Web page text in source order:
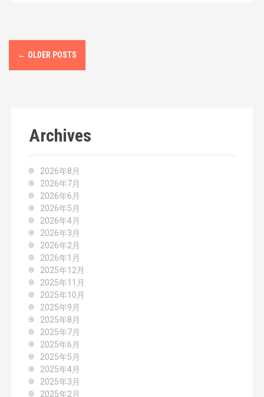
P
o
← OLDER POSTS
Archives
2026年8月
2026年7月
2026年6月
2026年5月
2026年4月
2026年3月
2026年2月
2026年1月
2025年12月
2025年11月
2025年10月
2025年9月
2025年8月
2025年7月
2025年6月
2025年5月
2025年4月
2025年3月
2025年2月